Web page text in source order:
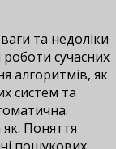
та недоліки
сучасних
алгоритмів, як
систем та
Поняття